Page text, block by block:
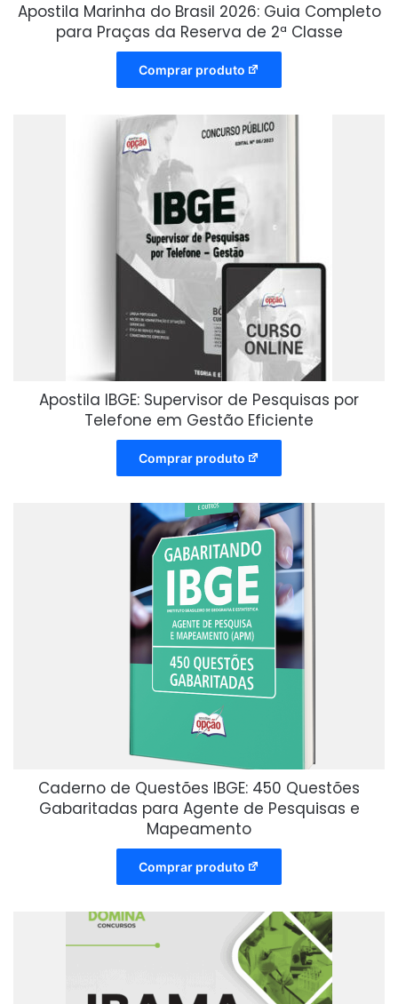
Apostila Marinha do Brasil 2026: Guia Completo
para Praças da Reserva de 2ª Classe
Comprar produto
Apostila IBGE: Supervisor de Pesquisas por
Telefone em Gestão Eficiente
Comprar produto
Caderno de Questões IBGE: 450 Questões
Gabaritadas para Agente de Pesquisas e
Mapeamento
Comprar produto